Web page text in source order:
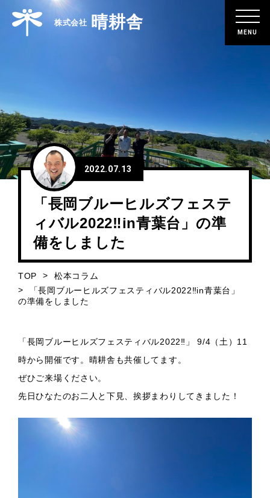
株式会社 晴耕舎
企業情報
ABOUT
晴耕舎の強み
STRENGTH
事業紹介
SERVICE
採用情報
RECRUIT
SDGsへの取り組み
休日カレンダー
CALENDAR
お問い合わせ
2022.07.13
「長岡ブルーヒルズフェステ
ィバル2022‼in青葉台」の準
備をしました
TOP
松本コラム
「長岡ブルーヒルズフェスティバル2022‼in青葉台」
の準備をしました
「長岡ブルーヒルズフェスティバル2022‼」 9/4（土）11
時から開催です。晴耕舎も共催してます。
ぜひご来場ください。
先日ひなたのお二人と下見、挨拶まわりしてきました！